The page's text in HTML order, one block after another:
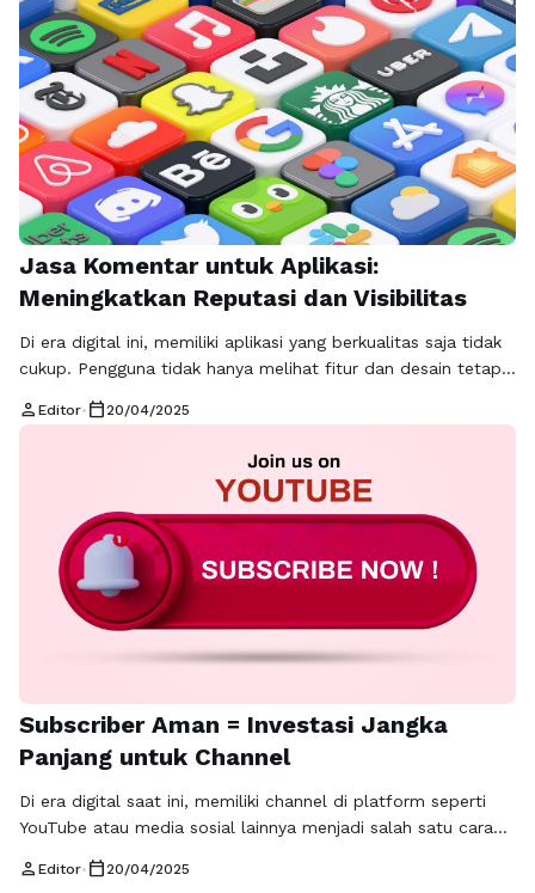
tantangan tersendiri. Di sinilah jasa followers gratis menjadi
solusi yang menarik untuk meningkatkan popularitas akun
tanpa membebani anggaran. Jasa …Baca Selengkapnya
Jasa Komentar untuk Aplikasi:
Meningkatkan Reputasi dan Visibilitas
Di era digital ini, memiliki aplikasi yang berkualitas saja tidak
cukup. Pengguna tidak hanya melihat fitur dan desain tetapi
komentar untuk aplikasi menjadi semakin penting. Jasa
reputasi aplikasi Anda di mata calon pengguna. Pembaca
akan menganggap aplikasi dengan banyak komentar positif …
Baca Selengkapnya
person Editor• calendar_today 20/04/2025
Subscriber Aman = Investasi Jangka
Panjang untuk Channel
Di era digital saat ini, memiliki channel di platform seperti
YouTube atau media sosial lainnya menjadi salah satu cara
indikator penting keberhasilan suatu channel adalah jumlah
person Editor• calendar_today 20/04/2025